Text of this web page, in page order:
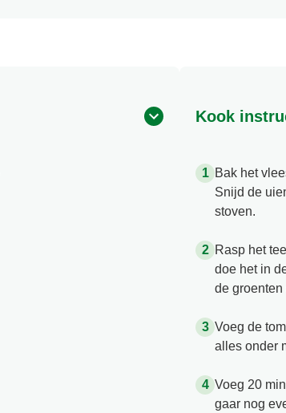
Kook
Bak het
Snijd de
stoven.
Rasp het
doe het in
de groenten
Voeg de
alles onder
Voeg 20
gaar nog